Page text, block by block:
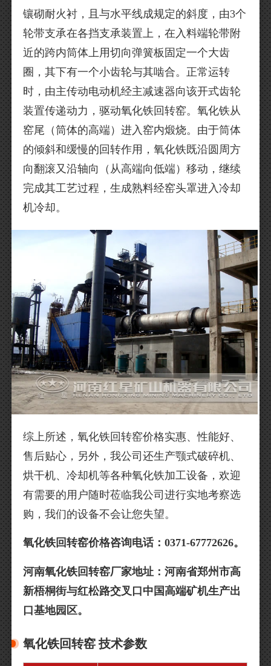
镶砌耐火衬，且与水平线成规定的斜度，由3个
轮带支承在各挡支承装置上，在入料端轮带附
近的跨内筒体上用切向弹簧板固定一个大齿
圈，其下有一个小齿轮与其啮合。正常运转
时，由主传动电动机经主减速器向该开式齿轮
装置传递动力，驱动氧化铁回转窑。氧化铁从
窑尾（筒体的高端）进入窑内煅烧。由于筒体
的倾斜和缓慢的回转作用，氧化铁既沿圆周方
向翻滚又沿轴向（从高端向低端）移动，继续
完成其工艺过程，生成熟料经窑头罩进入冷却
机冷却。
综上所述，氧化铁回转窑价格实惠、性能好、
售后贴心，另外，我公司还生产颚式破碎机、
烘干机、冷却机等各种氧化铁加工设备，欢迎
有需要的用户随时莅临我公司进行实地考察选
购，我们的设备不会让您失望。
氧化铁回转窑价格咨询电话：0371-67772626。
河南氧化铁回转窑厂家地址：河南省郑州市高
新梧桐街与红松路交叉口中国高端矿机生产出
口基地园区。
氧化铁回转窑 技术参数